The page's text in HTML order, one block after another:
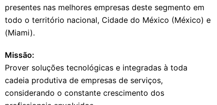
presentes nas melhores empresas deste segmento em
todo o território nacional, Cidade do México (México) e
(Miami).
Missão:
Prover soluções tecnológicas e integradas à toda
cadeia produtiva de empresas de serviços,
considerando o constante crescimento dos